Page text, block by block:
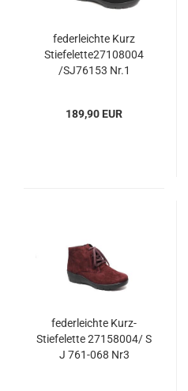
federleichte Kurz
Stiefelette27108004
/SJ76153 Nr.1
189,90 EUR
federleichte Kurz-
Stiefelette 27158004/ S
J 761-068 Nr3